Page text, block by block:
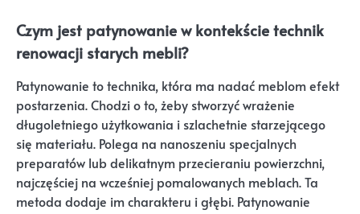
Czym jest patynowanie w kontekście technik
renowacji starych mebli?
Patynowanie to technika, która ma nadać meblom efekt
postarzenia. Chodzi o to, żeby stworzyć wrażenie
długoletniego użytkowania i szlachetnie starzejącego
się materiału. Polega na nanoszeniu specjalnych
preparatów lub delikatnym przecieraniu powierzchni,
najczęściej na wcześniej pomalowanych meblach. Ta
metoda dodaje im charakteru i głębi. Patynowanie